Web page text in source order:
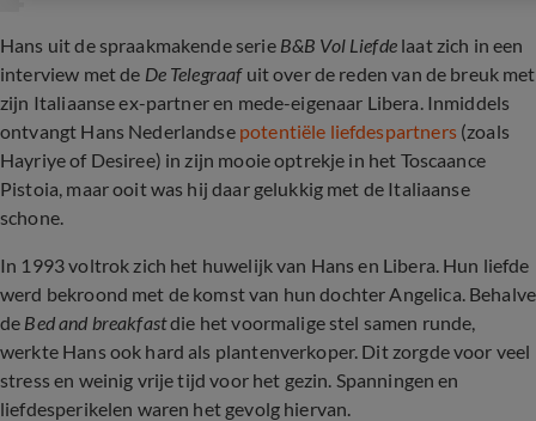
Hans uit de spraakmakende serie B&B Vol Liefdelaat zich in een
interview met de De Telegraafuit over de reden van de breuk met
zijn Italiaanse ex-partner en mede-eigenaar Libera. Inmiddels
ontvangt Hans Nederlandse potentiële liefdespartners(zoals
Hayriye of Desiree) in zijn mooie optrekje in het Toscaance
Pistoia, maar ooit was hij daar gelukkig met de Italiaanse
schone.
In 1993 voltrok zich het huwelijk van Hans en Libera. Hun liefde
werd bekroond met de komst van hun dochter Angelica. Behalve
de Bed and breakfastdie het voormalige stel samen runde,
werkte Hans ook hard als plantenverkoper. Dit zorgde voor veel
stress en weinig vrije tijd voor het gezin. Spanningen en
liefdesperikelen waren het gevolg hiervan.